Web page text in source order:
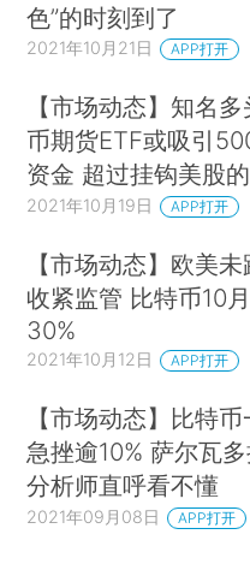
色”的时刻到了
2021年10月21日 APP打开
【市场动态】知名
币期货ETF或吸引
资金 超过挂钩美股
2021年10月19日 APP打开
【市场动态】欧美
收紧监管 比特币10
30%
2021年10月12日 APP打开
【市场动态】比特
急挫逾10% 萨尔瓦
分析师直呼看不懂
2021年09月08日 APP打开